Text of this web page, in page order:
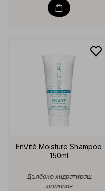
EnVité Moisture Shampoo
150ml
Дълбоко хидратиращ
шампоан